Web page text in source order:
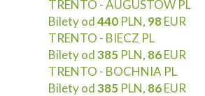
TRENTO - AUGUSTÓW PL
Bilety od440 PLN, 98EUR
TRENTO - BIECZ PL
Bilety od385 PLN, 86EUR
TRENTO - BOCHNIA PL
Bilety od385 PLN, 86EUR